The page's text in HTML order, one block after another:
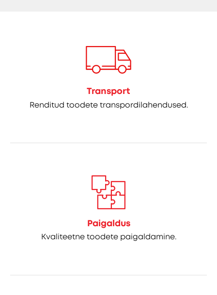
Transport
Renditud toodete transpordilahendused.
Paigaldus
Kvaliteetne toodete paigaldamine.